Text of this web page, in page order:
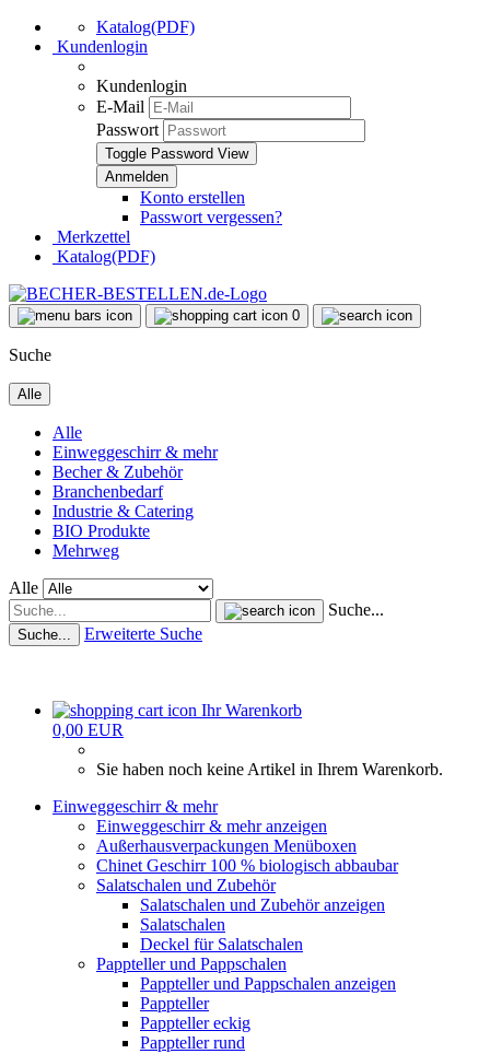
Katalog(PDF)
Kundenlogin
Kundenlogin
E-Mail
Passwort
Toggle Password View
Konto erstellen
Passwort vergessen?
Merkzettel
Katalog(PDF)
0
Suche
Alle
Alle
Einweggeschirr & mehr
Becher & Zubehör
Branchenbedarf
Industrie & Catering
BIO Produkte
Mehrweg
Alle
Suche...
Suche... Erweiterte Suche
Ihr Warenkorb
0,00 EUR
Sie haben noch keine Artikel in Ihrem Warenkorb.
Einweggeschirr & mehr
Einweggeschirr & mehr anzeigen
Außerhausverpackungen Menüboxen
Chinet Geschirr 100 % biologisch abbaubar
Salatschalen und Zubehör
Salatschalen und Zubehör anzeigen
Salatschalen
Deckel für Salatschalen
Pappteller und Pappschalen
Pappteller und Pappschalen anzeigen
Pappteller
Pappteller eckig
Pappteller rund